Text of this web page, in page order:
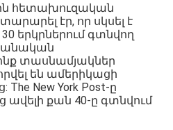
հետախուզական
էր, որ սկսել է
երկրներում գտնվող
տասնամյակներ
են ամերիկացի
New York Post-ը
ավելի քան 40-ը գտնվում